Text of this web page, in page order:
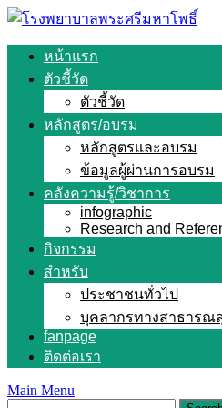
Skip
content
หน้าแรก
ตัวชี้วัด
ตัวชี้วัด
หลักสูตร/อบรม
หลักสูตรและอบรม
ข้อมูลผู้ผ่านการอบรม
คลังความรู้/วิชาการ
infographic
Research and
กิจกรรม
สำหรับ
ประชาชนทั่วไป
บุคลากรทางสาธารณ
fanpage
ติดต่อเรา
Main Menu